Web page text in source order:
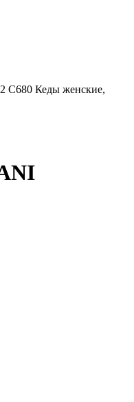
C680 Кеды женские,